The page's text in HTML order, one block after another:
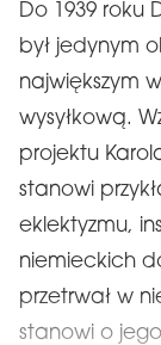
Do 1939 roku
był jedynym
największym
wysyłkową.
projektu
stanowi
eklektyzmu,
niemieckich
przetrwał w
stanowi o